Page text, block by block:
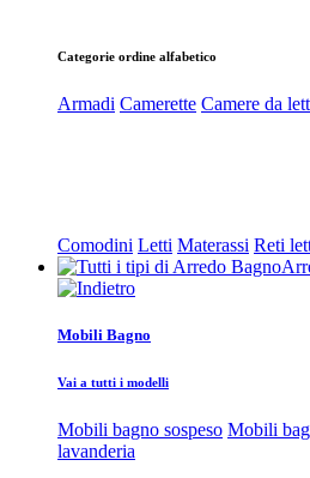
Categorie ordine alfabetico
Armadi Camerette Camere da
Comodini Letti Materassi Reti
Mobili Bagno
Vai a tutti i modelli
Mobili bagno sospeso Mobili
lavanderia